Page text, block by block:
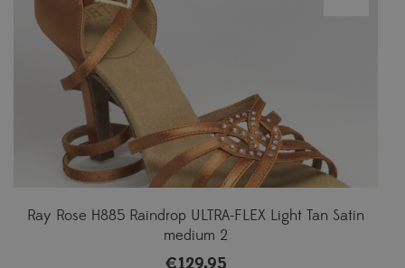
Ray Rose H885 Raindrop ULTRA-FLEX Light Tan Satin
medium 2